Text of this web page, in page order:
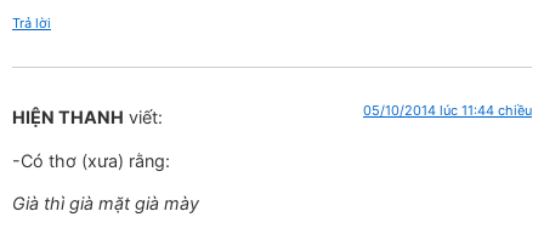
Trả lời
HIỆN THANH viết: 05/10/2014 lúc 11:44 chiều
-Có thơ (xưa) rằng:
Già thì già mặt già mày